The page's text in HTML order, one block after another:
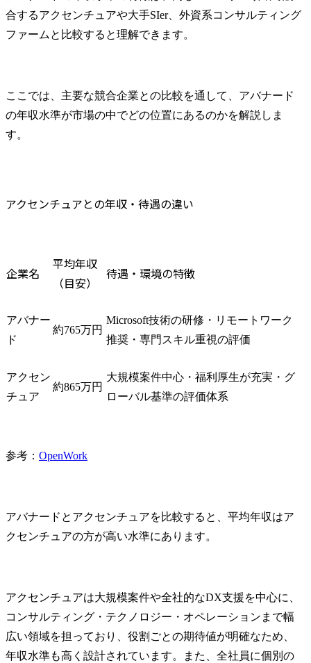
合するアクセンチュアや大手SIer、外資系コンサルティング
ファームと比較すると理解できます。
ここでは、主要な競合企業との比較を通して、アバナード
の年収水準が市場の中でどの位置にあるのかを解説しま
す。
アクセンチュアとの年収・待遇の違い
企業名
平均年収
（目安）
待遇・環境の特徴
アバナー
ド
約765万円
Microsoft技術の研修・リモートワーク
推奨・専門スキル重視の評価
アクセン
チュア
約865万円
大規模案件中心・福利厚生が充実・グ
ローバル基準の評価体系
参考： OpenWork
アバナードとアクセンチュアを比較すると、平均年収はア
クセンチュアの方が高い水準にあります。
アクセンチュアは大規模案件や全社的なDX支援を中心に、
コンサルティング・テクノロジー・オペレーションまで幅
広い領域を担っており、役割ごとの期待値が明確なため、
年収水準も高く設計されています。また、全社員に個別の